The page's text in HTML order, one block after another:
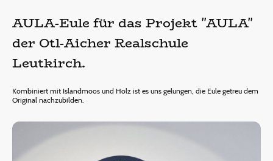
AULA-Eule für das Projekt "AULA"
der Otl-Aicher Realschule
Leutkirch.
Kombiniert mit Islandmoos und Holz ist es uns gelungen, die Eule getreu dem
Original nachzubilden.